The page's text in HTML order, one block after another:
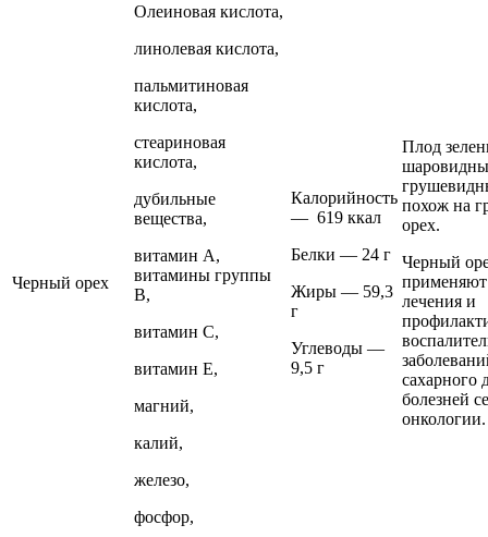
Черный орех
Олеиновая кислота,
линолевая кислота,
пальмитиновая
кислота,
стеариновая
кислота,
дубильные
вещества,
витамин А,
витамины группы
В,
витамин С,
витамин Е,
магний,
калий,
железо,
фосфор,
Калорийность
— 619 ккал
Белки — 24 г
Жиры — 59,3
г
Углеводы —
9,5 г
Плод
похож на
орех.
Черный
применяют
лечения и
сахарного
болезней
онкологии.